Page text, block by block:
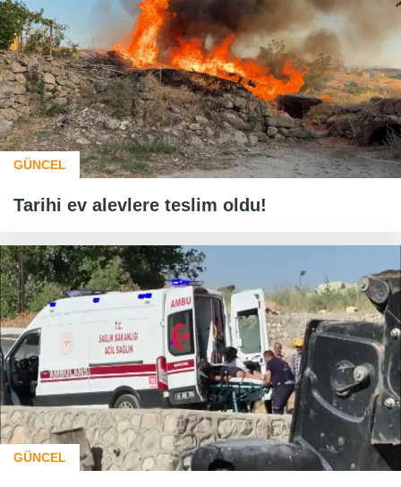
GÜNCEL
Tarihi ev alevlere teslim oldu!
GÜNCEL